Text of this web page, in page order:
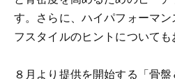
す。さらに、ハイパフォーマ
フスタイルのヒントについても
８月より提供を開始する「骨